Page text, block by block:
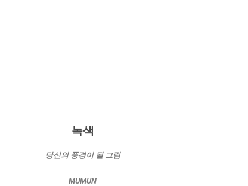
녹색
당신의 풍경이 될 그림
MUMUN